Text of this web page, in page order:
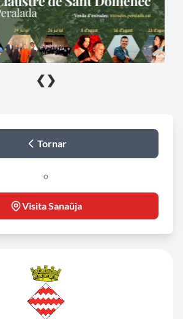
❮ ❯
Tornar
o
Visita Sanaüja